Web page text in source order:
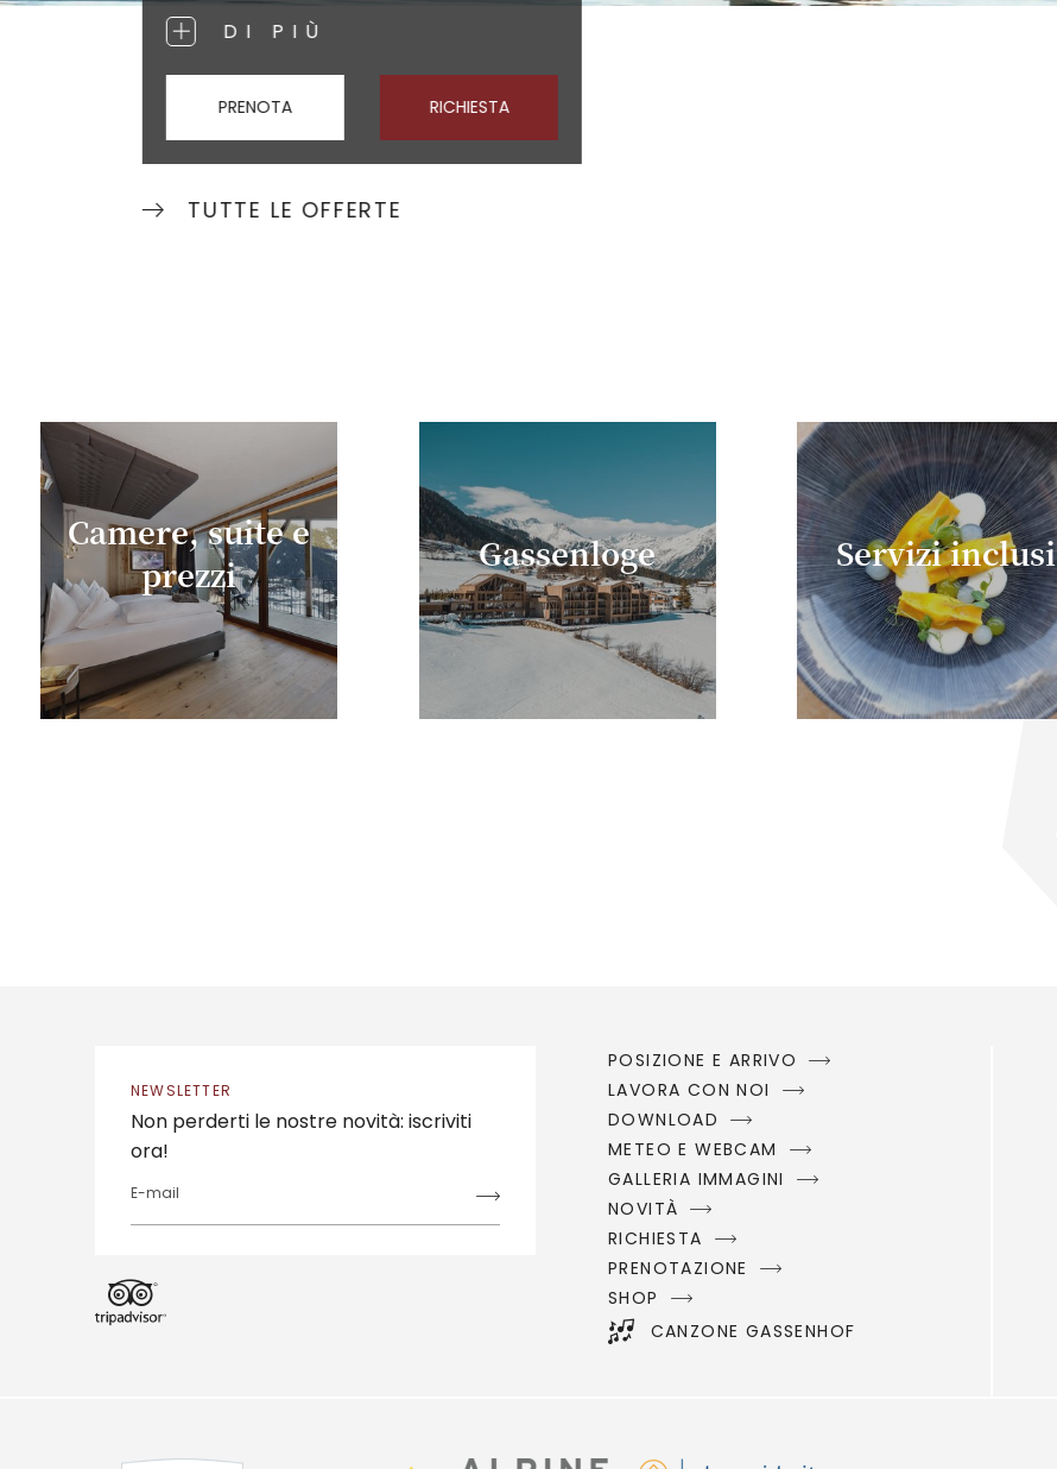
DI PIÙ
PRENOTA RICHIESTA
TUTTE LE OFFERTE
Camere, suite e
prezzi
Gassenloge Servizi inclusi
NEWSLETTER
Non perderti le nostre novità: iscriviti
ora!
E-mail
POSIZIONE E ARRIVO
LAVORA CON NOI
DOWNLOAD
METEO E WEBCAM
GALLERIA IMMAGINI
NOVITÀ
RICHIESTA
PRENOTAZIONE
SHOP
CANZONE GASSENHOF